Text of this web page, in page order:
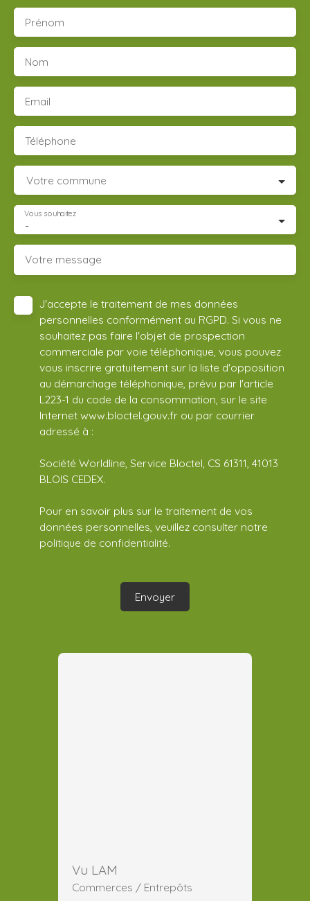
Prénom
Nom
Email
Téléphone
Votre commune
-
Vous souhaitez
Votre message
J'accepte le traitement de mes données
personnelles conformément au RGPD. Si vous ne
souhaitez pas faire l'objet de prospection
commerciale par voie téléphonique, vous pouvez
vous inscrire gratuitement sur la liste d'opposition
au démarchage téléphonique, prévu par l'article
L223-1 du code de la consommation, sur le site
Internet www.bloctel.gouv.fr ou par courrier
adressé à :
Société Worldline, Service Bloctel, CS 61311, 41013
BLOIS CEDEX.
Pour en savoir plus sur le traitement de vos
données personnelles, veuillez consulter notre
politique de confidentialité.
Envoyer
Vu LAM
Commerces / Entrepôts